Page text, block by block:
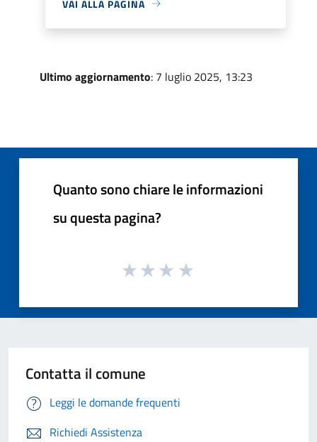
VAI ALLA PAGINA
Ultimo aggiornamento: 7 luglio 2025, 13:23
Quanto sono chiare le informazioni
su questa pagina?
Contatta il comune
Leggi le domande frequenti
Richiedi Assistenza